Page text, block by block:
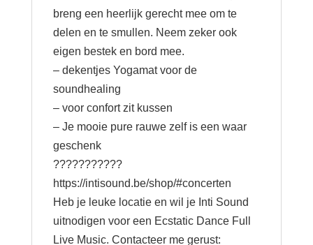
breng een heerlijk gerecht mee om te
delen en te smullen. Neem zeker ook
eigen bestek en bord mee.
– dekentjes Yogamat voor de
soundhealing
– voor confort zit kussen
– Je mooie pure rauwe zelf is een waar
geschenk
???????????
https://intisound.be/shop/#concerten
Heb je leuke locatie en wil je Inti Sound
uitnodigen voor een Ecstatic Dance Full
Live Music. Contacteer me gerust: